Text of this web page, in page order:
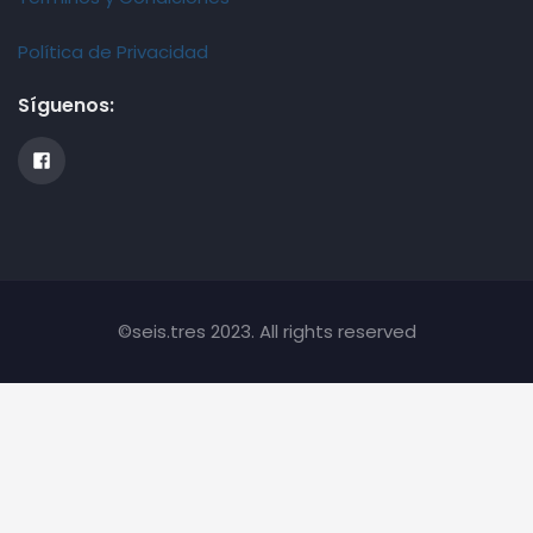
Política de Privacidad
Síguenos:
©seis.tres 2023. All rights reserved